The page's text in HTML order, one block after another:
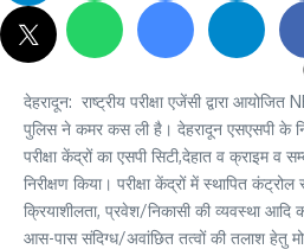
देहरादून: राष्ट्रीय परीक्षा एजेंसी द्वारा
पुलिस ने कमर कस ली है। देहरादून एसएसपी के
परीक्षा केंद्रों का एसपी सिटी,देहात व क्राइम व
निरीक्षण किया। परीक्षा केंद्रों में स्थापित
क्रियाशीलता, प्रवेश/निकासी की व्यवस्था आदि
आस-पास संदिग्ध/अवांछित तत्वों की तलाश हेतु